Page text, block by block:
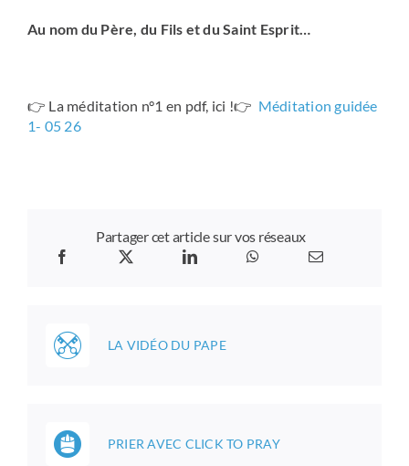
Au nom du Père, du Fils et du Saint Esprit…
👉 La méditation n°1 en pdf, ici !👉 Méditation guidée
1- 05 26
Partager cet article sur vos réseaux
LA VIDÉO DU PAPE
PRIER AVEC CLICK TO PRAY